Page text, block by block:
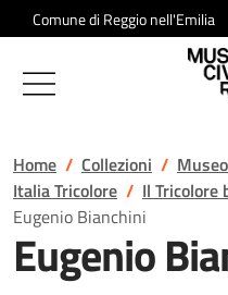
Salta al contenuto
Comune di Reggio nell'Emilia
Home Collezioni
Italia Tricolore
Il Tricolore
Eugenio Bianchini
Eugenio